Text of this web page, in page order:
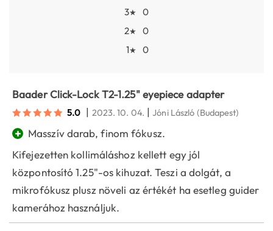
3★
0
2★
0
1★ 0
Baader Click-Lock T2-1.25" eyepiece adapter
5.0 | 2023. 10. 04. |Jóni László (Budapest)
+
Masszív darab, finom fókusz.
Kifejezetten kollimáláshoz kellett egy jól
központosító 1.25"-os kihuzat. Teszi a dolgát, a
mikrofókusz plusz növeli az értékét ha esetleg guider
kamerához használjuk.